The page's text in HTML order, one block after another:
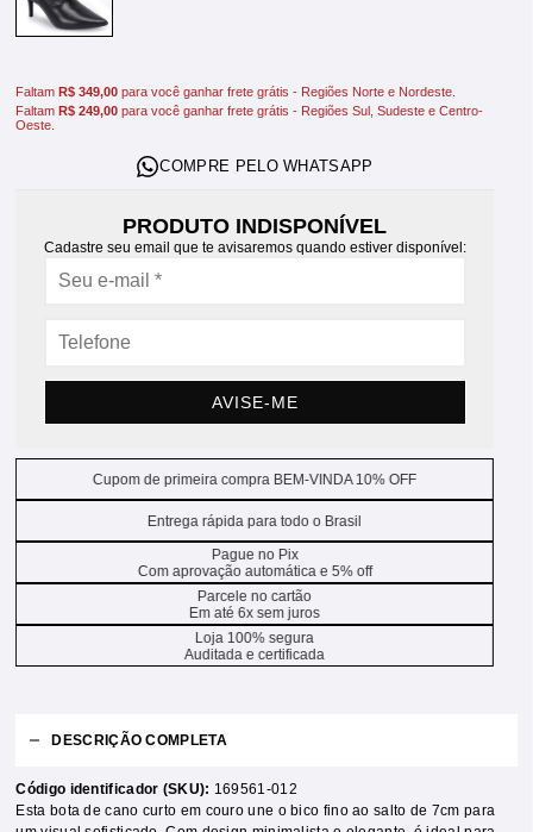
FaltamR$ 349,00 para você ganhar frete grátis - Regiões Norte e Nordeste.
FaltamR$ 249,00 para você ganhar frete grátis - Regiões Sul, Sudeste e Centro-
Oeste.
PRODUTO INDISPONÍVEL
Cadastre seu email que te avisaremos quando estiver disponível:
AVISE-ME
Cupom de primeira compra BEM-VINDA 10% OFF
Entrega rápida para todo o Brasil
Pague no Pix
Com aprovação automática e 5% off
Parcele no cartão
Em até 6x sem juros
Loja 100% segura
Auditada e certificada
DESCRIÇÃO COMPLETA
Código identificador (SKU): 169561-012
Esta bota de cano curto em couro une o bico fino ao salto de 7cm para